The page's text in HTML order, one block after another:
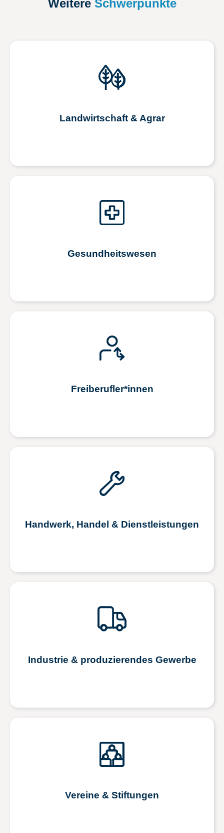
Weitere Schwerpunkte
Landwirtschaft & Agrar
Gesundheitswesen
Freiberufler*innen
Handwerk, Handel & Dienstleistungen
Industrie & produzierendes Gewerbe
Vereine & Stiftungen